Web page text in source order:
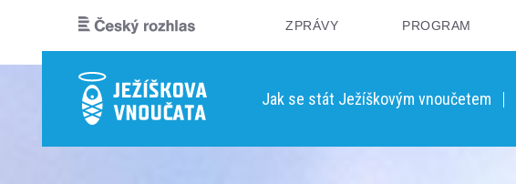
ZPRÁVY PROGRAM
Jak se stát Ježíškovým vnoučetem